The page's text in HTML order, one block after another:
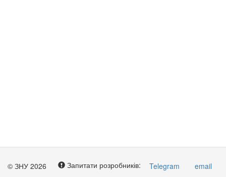
© ЗНУ 2026 Запитати розробників: Telegram email